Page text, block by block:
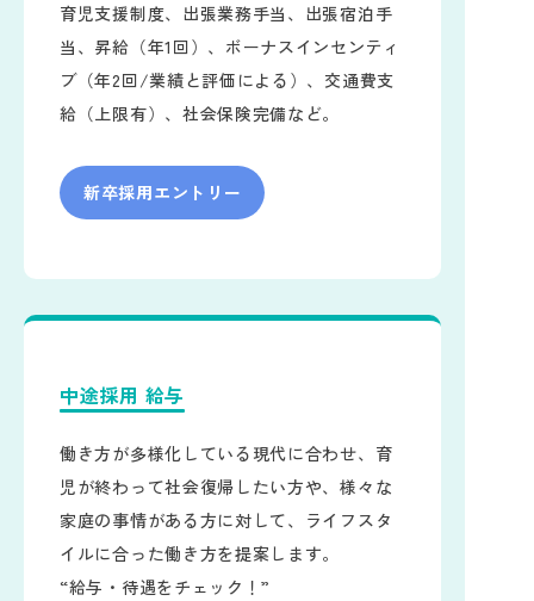
育児支援制度、出張業務手当、出張宿泊手
当、昇給（年1回）、ボーナスインセンティ
ブ（年2回/業績と評価による）、交通費支
給（上限有）、社会保険完備など。
新卒採用エントリー
中途採用 給与
働き方が多様化している現代に合わせ、育
児が終わって社会復帰したい方や、様々な
家庭の事情がある方に対して、ライフスタ
イルに合った働き方を提案します。
“給与・待遇をチェック！”